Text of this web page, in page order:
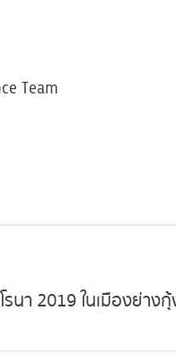
Team
รนา 2019 ในเมืองย่าง